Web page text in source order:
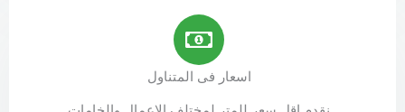
اسعار فى المتناول